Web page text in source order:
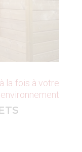
la fois à votre